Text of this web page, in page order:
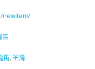
newitem/
區
街 荃灣